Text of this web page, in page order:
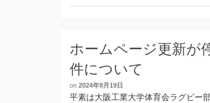
ホームページ更新が
件について
on 2024年9月19日
平素は大阪工業大学体育会ラグビー